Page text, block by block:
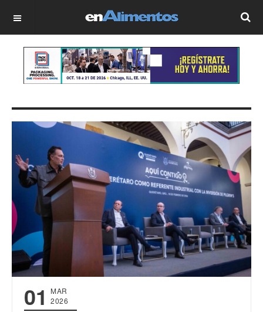
OFF CANVAS
01
MAR
2026